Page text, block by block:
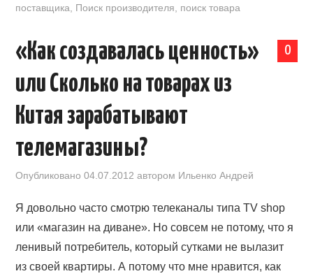
поставщика
Поиск производителя поиск товара
0
«Как создавалась ценность»
или Сколько на товарах из
Китая зарабатывают
телемагазины?
Опубликовано04.07.2012 автором Ильенко Андрей
Я довольно часто смотрю телеканалы типа TV shop
или «магазин на диване». Но совсем не потому, что я
ленивый потребитель, который сутками не вылазит
из своей квартиры. А потому что мне нравится, как